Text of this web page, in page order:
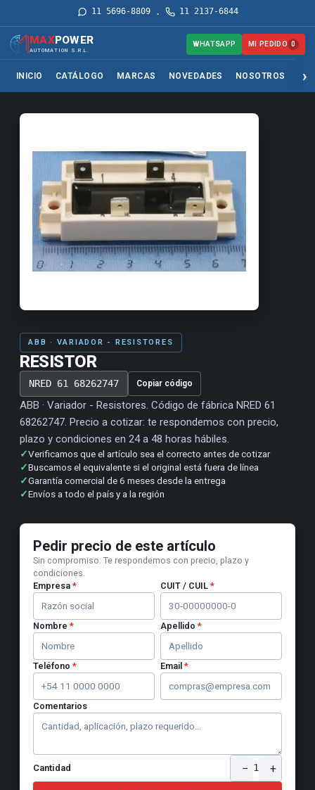
11 5696-8809· 11 2137-6844
MAXPOWER
AUTOMATION S.R.L.
INICIO CATÁLOGO MARCAS NOVEDADES NOSOTROS
WHATSAPP MI PEDIDO 0
ABB · VARIADOR - RESISTORES
RESISTOR
NRED 61 68262747 Copiar código
ABB · Variador - Resistores. Código de fábrica NRED 61
68262747. Precio a cotizar: te respondemos con precio,
plazo y condiciones en 24 a 48 horas hábiles.
✓Verificamos que el artículo sea el correcto antes de cotizar
✓Buscamos el equivalente si el original está fuera de línea
✓Garantía comercial de 6 meses desde la entrega
✓Envíos a todo el país y a la región
Pedir precio de este artículo
Sin compromiso. Te respondemos con precio, plazo y
condiciones.
Empresa * CUIT / CUIL *
Nombre * Apellido *
Teléfono * Email *
Comentarios
Cantidad − 1 +